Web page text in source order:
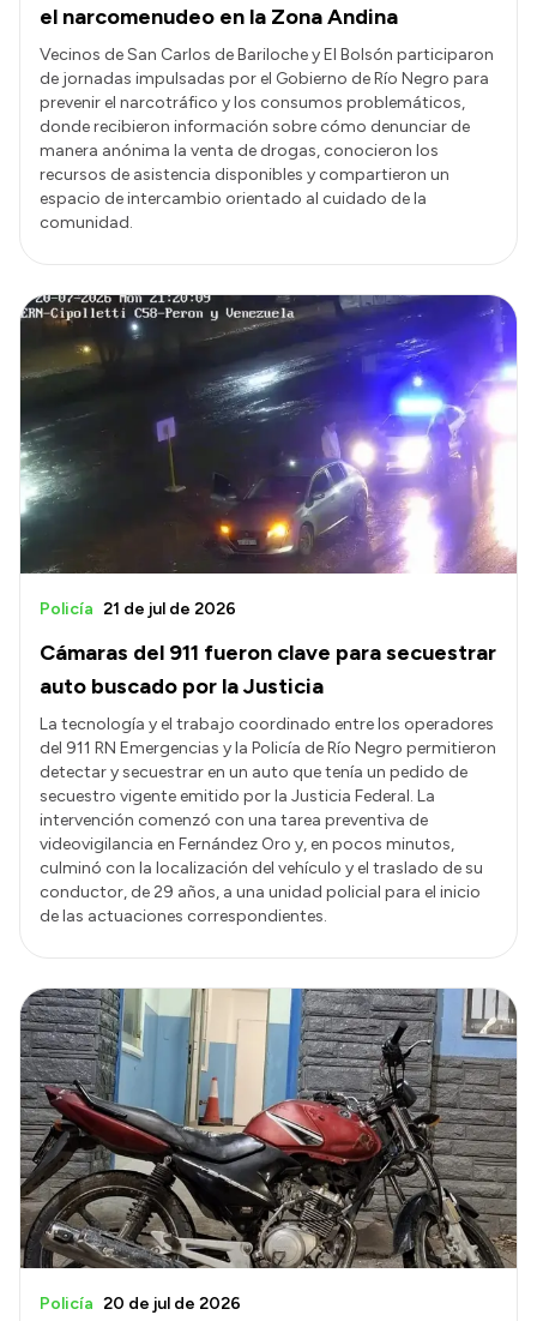
el narcomenudeo en la Zona Andina
Vecinos de San Carlos de Bariloche y El Bolsón participaron
de jornadas impulsadas por el Gobierno de Río Negro para
prevenir el narcotráfico y los consumos problemáticos,
donde recibieron información sobre cómo denunciar de
manera anónima la venta de drogas, conocieron los
recursos de asistencia disponibles y compartieron un
espacio de intercambio orientado al cuidado de la
comunidad.
Cámaras del 911 fueron clave para secuestrar
auto buscado por la Justicia
Policía 21 de jul de 2026
La tecnología y el trabajo coordinado entre los operadores
del 911 RN Emergencias y la Policía de Río Negro permitieron
detectar y secuestrar en un auto que tenía un pedido de
secuestro vigente emitido por la Justicia Federal. La
intervención comenzó con una tarea preventiva de
videovigilancia en Fernández Oro y, en pocos minutos,
culminó con la localización del vehículo y el traslado de su
conductor, de 29 años, a una unidad policial para el inicio
de las actuaciones correspondientes.
Policía 20 de jul de 2026